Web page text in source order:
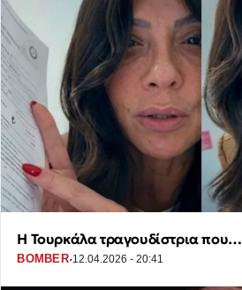
Η Τουρκάλα τραγουδίστρια που…
BOMBER·12.04.2026 - 20:41